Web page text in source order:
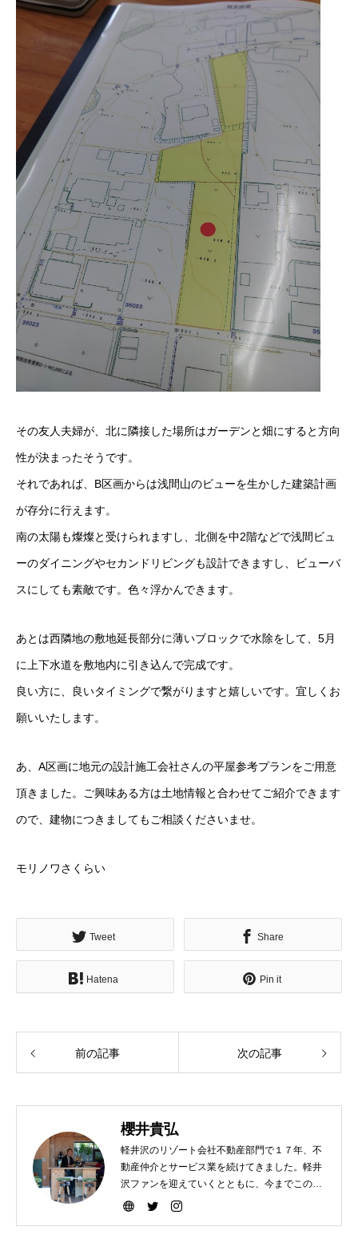
その友人夫婦が、北に隣接した場所はガーデンと畑にすると方向
性が決まったそうです。
それであれば、B区画からは浅間山のビューを生かした建築計画
が存分に行えます。
南の太陽も燦燦と受けられますし、北側を中2階などで浅間ビュ
ーのダイニングやセカンドリビングも設計できますし、ビューバ
スにしても素敵です。色々浮かんできます。
あとは西隣地の敷地延長部分に薄いブロックで水除をして、5月
に上下水道を敷地内に引き込んで完成です。
良い方に、良いタイミングで繋がりますと嬉しいです。宜しくお
願いいたします。
あ、A区画に地元の設計施工会社さんの平屋参考プランをご用意
頂きました。ご興味ある方は土地情報と合わせてご紹介できます
ので、建物につきましてもご相談くださいませ。
モリノワさくらい
Tweet Share
Hatena Pin it
前の記事 次の記事
櫻井貴弘
軽井沢のリゾート会社不動産部門で１７年、不
動産仲介とサービス業を続けてきました。軽井
沢ファンを迎えていくとともに、今までこの町
を選んで下さった方々により楽しい軽井沢ライ